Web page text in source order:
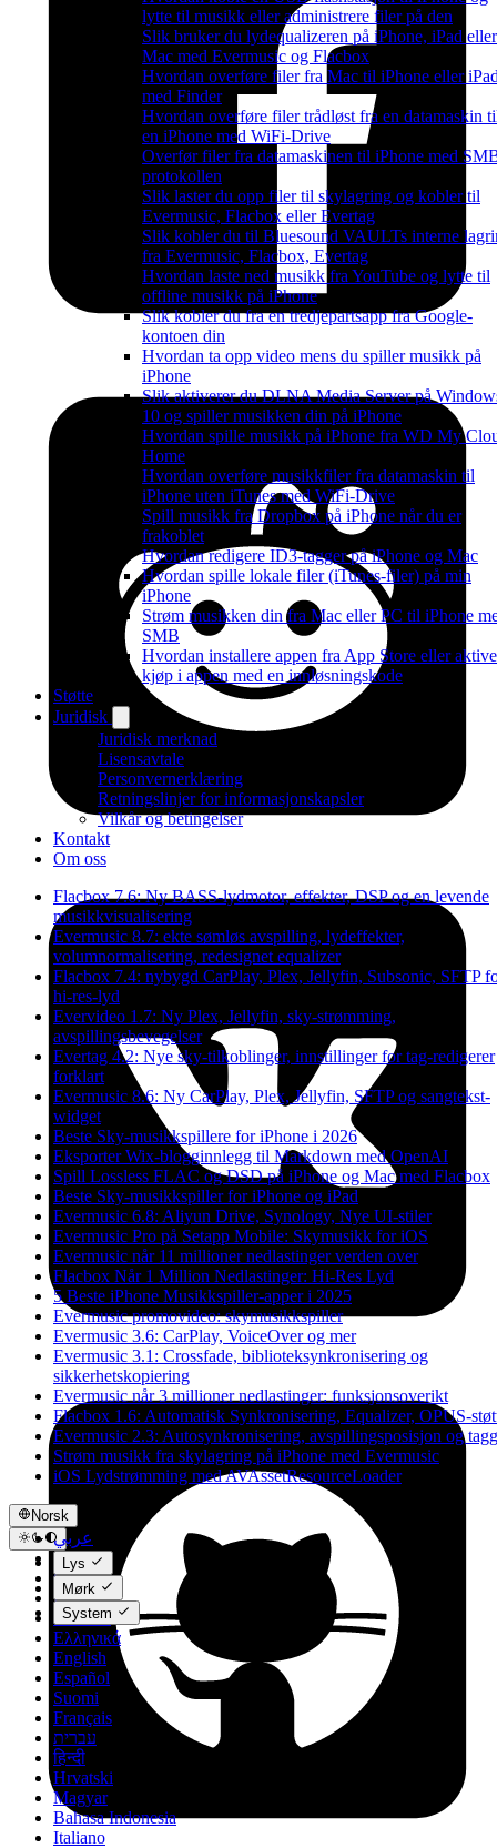
lytte til musikk eller administrere filer på den
Slik bruker du lydequalizeren på iPhone, iPad eller
Mac med Evermusic og Flacbox
Hvordan overføre filer fra Mac til iPhone eller
med Finder
Hvordan overføre filer trådløst fra en datamaskin
en iPhone med WiFi-Drive
Overfør filer fra datamaskinen til iPhone med
protokollen
Slik laster du opp filer til skylagring og kobler til
Evermusic, Flacbox eller Evertag
Slik kobler du til Bluesound VAULTs interne
fra Evermusic, Flacbox, Evertag
Hvordan laste ned musikk fra YouTube og lytte til
offline musikk på iPhone
Slik kobler du fra en tredjepartsapp fra Google-
kontoen din
Hvordan ta opp video mens du spiller musikk på
iPhone
Slik aktiverer du DLNA Media Server på
10 og spiller musikken din på iPhone
Hvordan spille musikk på iPhone fra WD My
Home
Hvordan overføre musikkfiler fra datamaskin til
iPhone uten iTunes med WiFi-Drive
Spill musikk fra Dropbox på iPhone når du er
frakoblet
Hvordan redigere ID3-tagger på iPhone og Mac
Hvordan spille lokale filer (iTunes-filer) på min
iPhone
Strøm musikken din fra Mac eller PC til iPhone
SMB
Hvordan installere appen fra App Store eller
kjøp i appen med en innløsningskode
Støtte
Juridisk
Juridisk merknad
Lisensavtale
Personvernerklæring
Retningslinjer for informasjonskapsler
Vilkår og betingelser
Kontakt
Om oss
Flacbox 7.6: Ny BASS-lydmotor, effekter, DSP og en levende
musikkvisualisering
Evermusic 8.7: ekte sømløs avspilling, lydeffekter,
volumnormalisering, redesignet equalizer
Flacbox 7.4: nybygd CarPlay, Plex, Jellyfin, Subsonic, SFTP
hi-res-lyd
Evervideo 1.7: Ny Plex, Jellyfin, sky-strømming,
avspillingsbevegelser
Evertag 4.2: Nye sky-tilkoblinger, innstillinger for tag-redigerer
forklart
Evermusic 8.6: Ny CarPlay, Plex, Jellyfin, SFTP og sangtekst-
widget
Beste Sky-musikkspillere for iPhone i 2026
Eksporter Wix-blogginnlegg til Markdown med OpenAI
Spill Lossless FLAC og DSD på iPhone og Mac med Flacbox
Beste Sky-musikkspiller for iPhone og iPad
Evermusic 6.8: Aliyun Drive, Synology, Nye UI-stiler
Evermusic Pro på Setapp Mobile: Skymusikk for iOS
Evermusic når 11 millioner nedlastinger verden over
Flacbox Når 1 Million Nedlastinger: Hi-Res Lyd
5 Beste iPhone Musikkspiller-apper i 2025
Evermusic promovideo: skymusikkspiller
Evermusic 3.6: CarPlay, VoiceOver og mer
Evermusic 3.1: Crossfade, biblioteksynkronisering og
sikkerhetskopiering
Evermusic når 3 millioner nedlastinger: funksjonsoverikt
Flacbox 1.6: Automatisk Synkronisering, Equalizer, OPUS-
Evermusic 2.3: Autosynkronisering, avspillingsposisjon og
Strøm musikk fra skylagring på iPhone med Evermusic
iOS Lydstrømming med AVAssetResourceLoader
Norsk
عربي
Català
Čeština
Dansk
Deutsch
Ελληνικά
English
Español
Suomi
Français
עברית
हिन्दी
Hrvatski
Magyar
Bahasa Indonesia
Italiano
Lys
Mørk
System